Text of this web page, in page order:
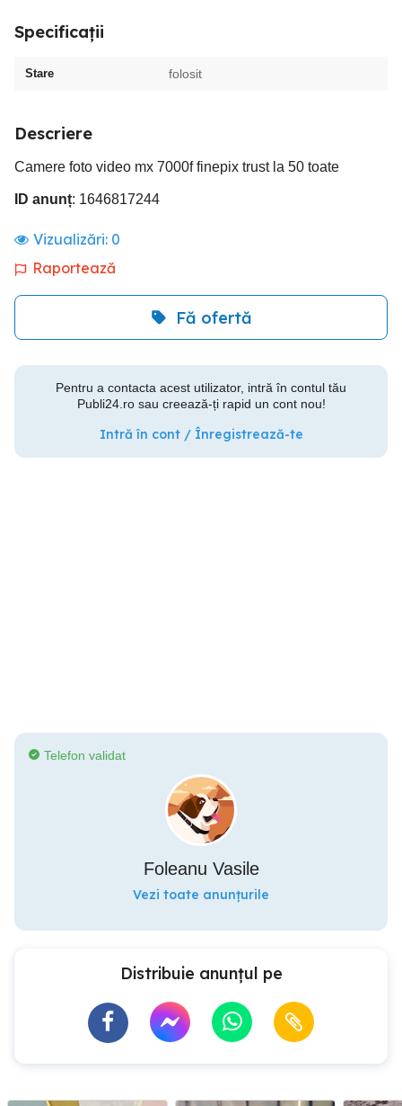
Specificații
Stare folosit
Descriere
Camere foto video mx 7000f finepix trust la 50 toate
ID anunț: 1646817244
Vizualizări: 0
Raportează
Fă ofertă
Pentru a contacta acest utilizator, intră în contul tău
Publi24.ro sau creează-ți rapid un cont nou!
Intră în cont / Înregistrează-te
Telefon validat
Foleanu Vasile
Vezi toate anunțurile
Distribuie anunțul pe